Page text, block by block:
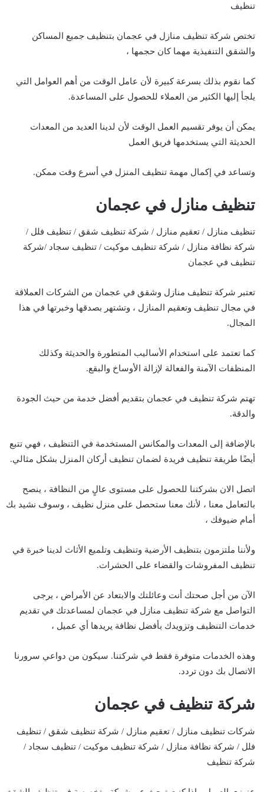
تنظيف
تختص شركة تنظيف منازل في عجمان بتنظيف جميع المساكن
والشقق التنفيذية مهما كان حجمها ،
كما نقوم بذلك بسرعة كبيرة لأن عامل الوقت من أهم العوامل التي
يلجأ إليها الكثير من العملاء للحصول على المساعدة.
يمكن أن يوفر تقسيم العمل الوقت لأن لدينا العديد من المعدات
الحديثة التي يستخدمها فريق العمل
وتساعد في إكمال مهمة تنظيف المنزل في أسرع وقت ممكن.
تنظيف منازل في عجمان
تنظيف منازل / تعقيم منازل / شركة تنظيف شقق / تنظيف فلل /
شركة نظافة منازل / شركة تنظيف موكيت / تنظيف سجاد /شركة
تنظيف في عجمان
تعتبر شركة تنظيف منازل وشقق في عجمان من الشركات العملاقة
في مجال تنظيف وتعقيم المنازل ، وتشتهر بصدقها وخبرتها في هذا
المجال.
كما تعتمد على استخدام الأساليب المتطورة والحديثة وكذلك
المنظفات الآمنة والفعالة لإزالة الأوساخ والبقع.
تهتم شركة تنظيف في عجمان بتقديم أفضل خدمة من حيث الجودة
والدقة.
بالإضافة إلى المعدات والمكانس المستخدمة في التنظيف ، فهي تتبع
أيضًا طريقة تنظيف فريدة لضمان تنظيف أركان المنزل بشكل مثالي.
اتصل الان بشركتنا للحصول على مستوى عالٍ من النظافة ، ينصح
بالتعامل معنا ، لأنك معنا ستحصل على منزل نظيف ، وسوف نشيد بك
أمام ضيوفك ،
ولأننا ملتزمون بتنظيف الأرضية وتنظيف وتلميع الأثاث لدينا خبرة في
تنظيف المفروشات والقضاء على الحشرات.
الآن من أجل صحتك أنت وعائلتك والابتعاد عن الأمراض ، يرجى
التواصل مع شركة تنظيف منازل في عجمان لمساعدتك في تقديم
خدمات التنظيف وتزويدك بأفضل نظافة يريدها أي عميل ،
وهذه الخدمات متوفرة فقط في شركتنا. سيكون من دواعي سرورنا
الاتصال بك دون تردد.
شركة تنظيف في عجمان
شركات تنظيف منازل / تعقيم منازل / شركة تنظيف شقق / تنظيف
فلل / شركة نظافة منازل / شركة تنظيف موكيت / تنظيف سجاد /
شركة تنظيف